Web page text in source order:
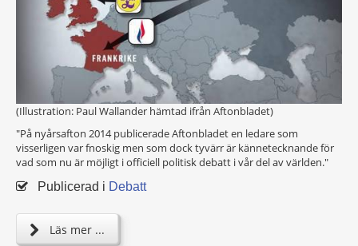
(Illustration: Paul Wallander hämtad ifrån Aftonbladet)
"På nyårsafton 2014 publicerade Aftonbladet en ledare som
visserligen var fnoskig men som dock tyvärr är kännetecknande för
vad som nu är möjligt i officiell politisk debatt i vår del av världen."
Publicerad i Debatt
Läs mer ...